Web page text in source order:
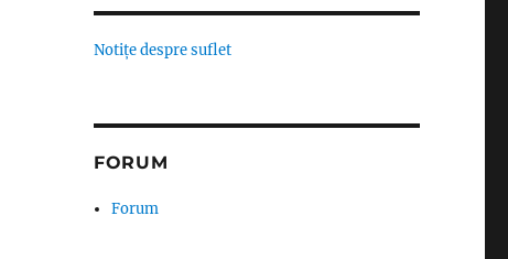
Notițe despre suflet
FORUM
Forum